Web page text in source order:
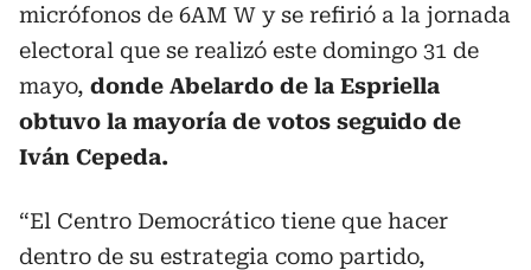
micrófonos de 6AM W y se refirió a la jornada
electoral que se realizó este domingo 31 de
mayo, donde Abelardo de la Espriella
obtuvo la mayoría de votos seguido de
Iván Cepeda.
“El Centro Democrático tiene que hacer
dentro de su estrategia como partido,